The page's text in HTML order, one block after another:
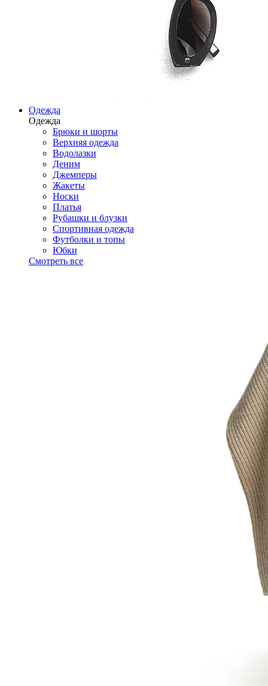
Одежда
Одежда
Брюки и шорты
Верхняя одежда
Водолазки
Деним
Джемперы
Жакеты
Носки
Платья
Рубашки и блузки
Спортивная одежда
Футболки и топы
Юбки
Смотреть все